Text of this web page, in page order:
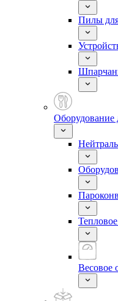
Пилы
Оборудование
Весовое